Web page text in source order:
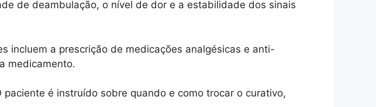
de deambulação, o nível de dor e a estabilidade dos sinais
incluem a prescrição de medicações analgésicas e anti-
medicamento.
é instruído sobre quando e como trocar o curativo,